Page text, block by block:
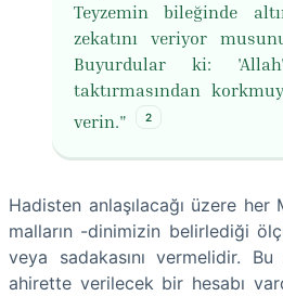
Teyzemin bileğinde
zekatını veriyor
Buyurdular ki:
taktırmasından
verin."
2
Hadisten anlaşılacağı üzere her
malların -dinimizin belirlediği
veya sadakasını vermelidir.
ahirette verilecek bir hesabı